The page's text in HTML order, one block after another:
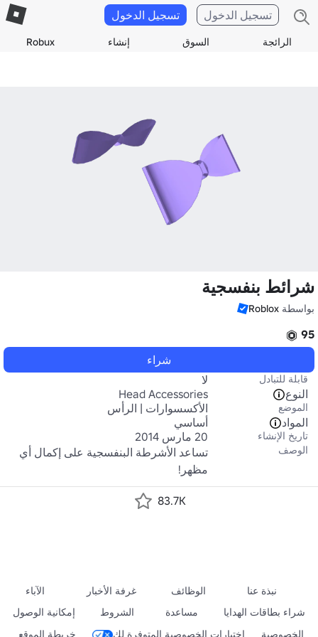
الرائجة السوق إنشاء Robux
تسجيل الدخول تسجيل الدخول
شرائط بنفسجية
بواسطة Roblox
95
شراء
قابلة للتبادل
لا
النوع
Head Accessories
الموضع
الأكسسوارات | الرأس
المواد
أساسي
تاريخ الإنشاء 20 مارس 2014
الوصف
مظهر!
83.7K
نبذة عنا الوظائف غرفة الأخبار
الآباء
شراء بطاقات الهدايا
مساعدة الشروط
إمكانية الوصول
الخصوصية
اختيارات الخصوصية المتوفرة لك خريطة الموقع